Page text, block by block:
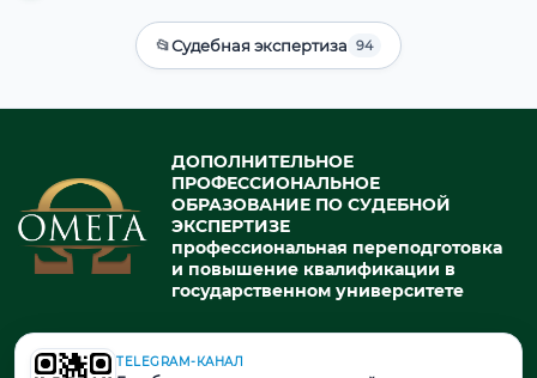
📂Судебная экспертиза 94
ДОПОЛНИТЕЛЬНОЕ
ПРОФЕССИОНАЛЬНОЕ
ОБРАЗОВАНИЕ ПО СУДЕБНОЙ
ЭКСПЕРТИЗЕ
профессиональная переподготовка
и повышение квалификации в
государственном университете
© 2026. При использовании материалов портала активная ссылка
TELEGRAM-КАНАЛ